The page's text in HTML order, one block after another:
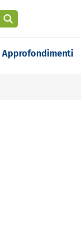
Approfondimenti